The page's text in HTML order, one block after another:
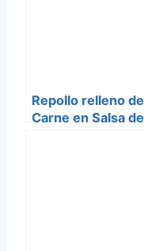
Repollo relleno de
Carne en Salsa de